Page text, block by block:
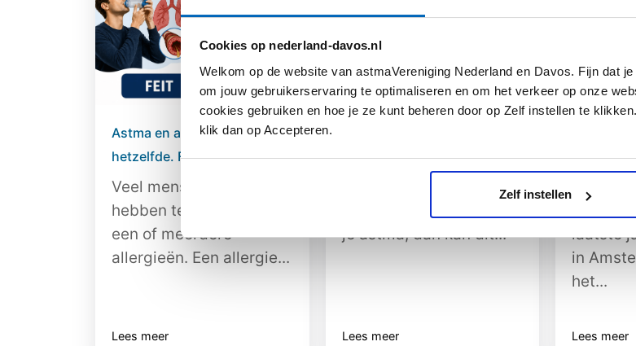
Cookies op nederland-davos.nl
Welkom op de website van astmaVereniging Nederland en Davos. Fijn dat
om jouw gebruikerservaring te optimaliseren en om het verkeer op onze
cookies gebruiken en hoe je ze kunt beheren door op Zelf instellen te
klik dan op Accepteren.
Zelf instellen
Astma en allergie zijn
hetzelfde. Feit of fabel?
Veel mensen met astma
hebben te maken met
een of meerdere
allergieën. Een allergie...
Lees meer
door als je astma hebt?
je astma, dan kan dit...
Lees meer
ernstige
laatste
in
het...
Lees meer